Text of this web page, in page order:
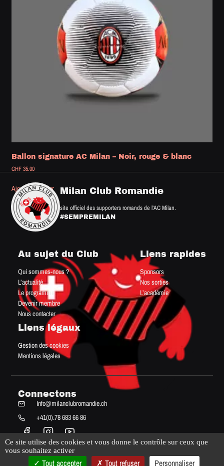
Ballon signature AC Milan – Noir, rouge & blanc
CHF35.00
Ajouter au panier Milan Club Romandie
site officiel des supporters romands de l’AC Milan.
#SEMPREMILAN
Au sujet du Club
Qui sommes-nous ?
L’actualité
Le programme
Devenir membre
Nous contacter
Liens rapides
Sponsors
Nos sorties
L’académie
Liens légaux
Gestion des cookies
Mentions légales
Connectons
Info@milanclubromandie.ch
+41(0).78 683 66 86
Ce site utilise des cookies et vous donne le contrôle sur ceux que
vous souhaitez activer
Tout accepter Tout refuser Personnaliser